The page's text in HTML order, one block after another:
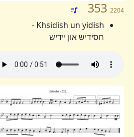
353 2204
Khsidish un yidish -
חסידיש און יידיש